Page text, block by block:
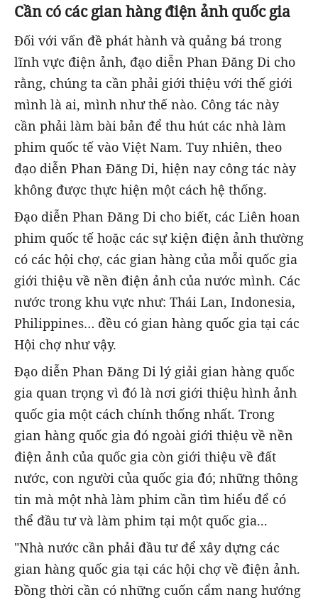
Cần có các gian hàng điện ảnh quốc gia
Đối với vấn đề phát hành và quảng bá trong
lĩnh vực điện ảnh, đạo diễn Phan Đăng Di cho
rằng, chúng ta cần phải giới thiệu với thế giới
mình là ai, mình như thế nào. Công tác này
cần phải làm bài bản để thu hút các nhà làm
phim quốc tế vào Việt Nam. Tuy nhiên, theo
đạo diễn Phan Đăng Di, hiện nay công tác này
không được thực hiện một cách hệ thống.
Đạo diễn Phan Đăng Di cho biết, các Liên hoan
phim quốc tế hoặc các sự kiện điện ảnh thường
có các hội chợ, các gian hàng của mỗi quốc gia
giới thiệu về nền điện ảnh của nước mình. Các
nước trong khu vực như: Thái Lan, Indonesia,
Philippines… đều có gian hàng quốc gia tại các
Hội chợ như vậy.
Đạo diễn Phan Đăng Di lý giải gian hàng quốc
gia quan trọng vì đó là nơi giới thiệu hình ảnh
quốc gia một cách chính thống nhất. Trong
gian hàng quốc gia đó ngoài giới thiệu về nền
điện ảnh của quốc gia còn giới thiệu về đất
nước, con người của quốc gia đó; những thông
tin mà một nhà làm phim cần tìm hiểu để có
thể đầu tư và làm phim tại một quốc gia...
"Nhà nước cần phải đầu tư để xây dựng các
gian hàng quốc gia tại các hội chợ về điện ảnh.
Đồng thời cần có những cuốn cẩm nang hướng